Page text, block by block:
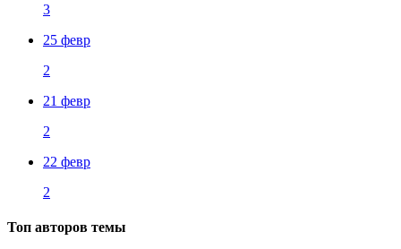
3
25 февр
2
21 февр
2
22 февр
2
Топ авторов темы